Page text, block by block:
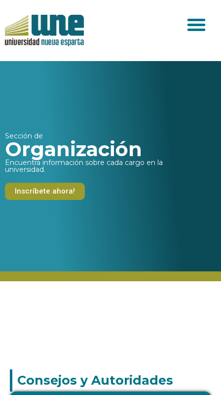
Sección de
Organización
Encuentra información sobre cada cargo en la
universidad.
Inscríbete ahora!
Consejos y Autoridades